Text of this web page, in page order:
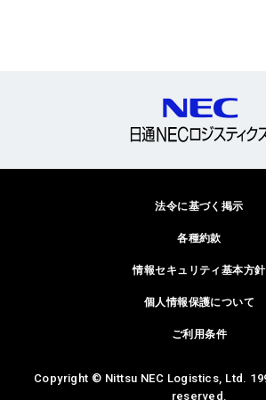
法令に基づく掲示
各種約款
情報セキュリティ基本方針
個人情報保護について
ご利用条件
Copyright © Nittsu NEC Logistics, Ltd.
reserved.